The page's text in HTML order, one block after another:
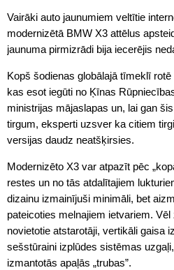
Vairāki auto jaunumiem veltītie
modernizētā BMW X3 attēlus
jaunuma pirmizrādi bija iecerējis
Kopš šodienas globālajā tīmeklī
kas esot iegūti no Ķīnas
ministrijas mājaslapas un, lai gan
tirgum, eksperti uzsver ka citiem
versijas daudz neatšķirsies.
Modernizēto X3 var atpazīt pēc
restes un no tās atdalītajiem
dizainu izmainījuši minimāli, bet
pateicoties melnajiem ietvariem.
novietotie atstarotāji, vertikāli gaisa
sešstūraini izplūdes sistēmas
izmantotās apaļās „trubas”.